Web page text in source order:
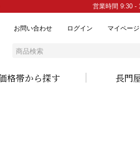
営業時間 9:30 -
格帯から探す 長門
お問い合わせ ログイン マイページ